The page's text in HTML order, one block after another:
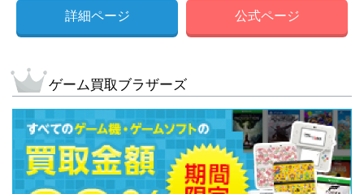
詳細ページ 公式ページ
ゲーム買取ブラザーズ